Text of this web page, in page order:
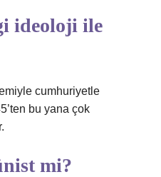
ideoloji ile
cumhuriyetle
bu yana çok
mi?